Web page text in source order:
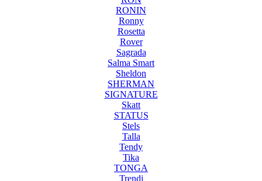
RONIN
Ronny
Rosetta
Rover
Sagrada
Salma Smart
Sheldon
SHERMAN
SIGNATURE
Skatt
STATUS
Stels
Talla
Tendy
Tika
TONGA
Trendi